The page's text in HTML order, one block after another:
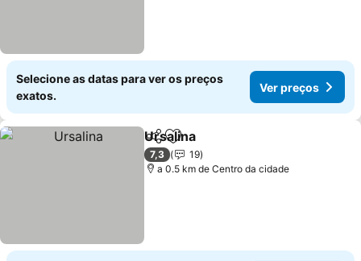
Selecione as datas para ver os preços
exatos.
Ver preços
PartilharAdicionar aos favoritos
Ursalina
7,3
19
a 0.5 km de Centro da cidade